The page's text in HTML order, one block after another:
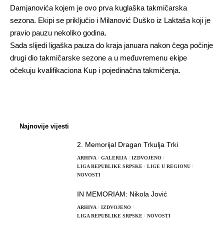
Damjanovića kojem je ovo prva kuglaška takmičarska
sezona. Ekipi se priključio i Milanović Duško iz Laktaša koji je
pravio pauzu nekoliko godina.
Sada slijedi ligaška pauza do kraja januara nakon čega počinje
drugi dio takmičarske sezone a u međuvremenu ekipe
očekuju kvalifikaciona Kup i pojedinačna takmičenja.
Najnovije vijesti
2. Memorijal Dragan Trkulja Trki
ARHIVA GALERIJA
IZDVOJENO
LIGA REPUBLIKE SRPSKE
LIGE U REGIONU
NOVOSTI
IN MEMORIAM: Nikola Jović
ARHIVA
IZDVOJENO
LIGA REPUBLIKE SRPSKE
NOVOSTI